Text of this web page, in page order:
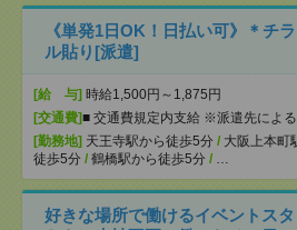
《単発1日OK！日払い可》＊チ
ル貼り[派遣]
[給 与] 時給1,500円～1,875円
[交通費]■ 交通費規定内支給 ※派遣先による
[勤務地] 天王寺駅から徒歩5分 / 大阪上本町
徒歩5分 / 鶴橋駅から徒歩5分 / …
好きな場所で働けるイベントス